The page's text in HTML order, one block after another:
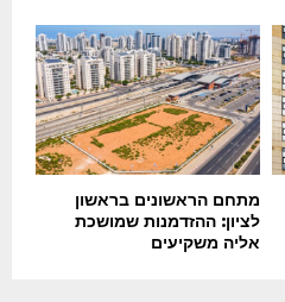
מתחם הראשונים בראשון
לציון: ההזדמנות שמושכת
אליה משקיעים